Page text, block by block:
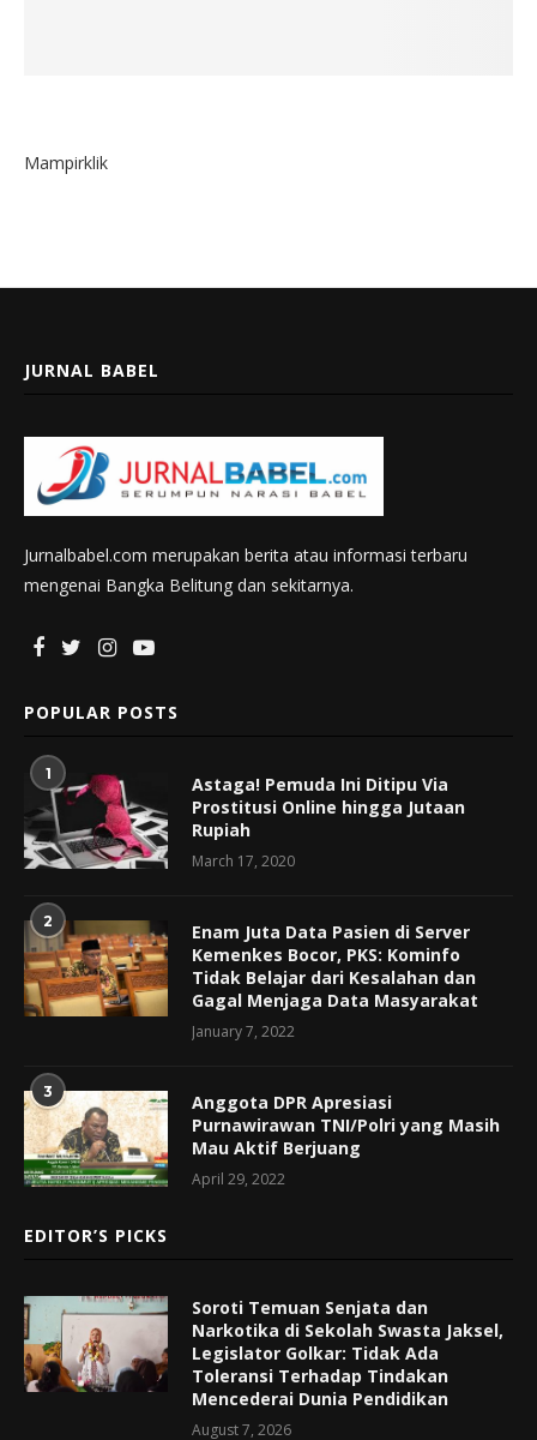
Mampirklik
JURNAL BABEL
Jurnalbabel.com merupakan berita atau informasi terbaru
mengenai Bangka Belitung dan sekitarnya.
POPULAR POSTS
1
Astaga! Pemuda Ini Ditipu Via
Prostitusi Online hingga Jutaan
Rupiah
March 17, 2020
2
Enam Juta Data Pasien di Server
Kemenkes Bocor, PKS: Kominfo
Tidak Belajar dari Kesalahan dan
Gagal Menjaga Data Masyarakat
January 7, 2022
3
Anggota DPR Apresiasi
Purnawirawan TNI/Polri yang Masih
Mau Aktif Berjuang
April 29, 2022
EDITOR’S PICKS
Soroti Temuan Senjata dan
Narkotika di Sekolah Swasta Jaksel,
Legislator Golkar: Tidak Ada
Toleransi Terhadap Tindakan
Mencederai Dunia Pendidikan
August 7, 2026